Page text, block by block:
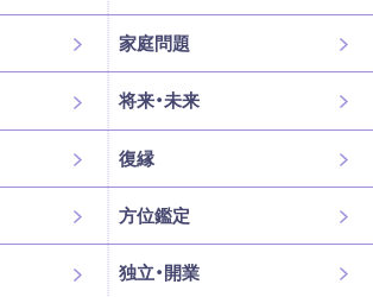
家庭問題
将来・未来
復縁
方位鑑定
独立・開業